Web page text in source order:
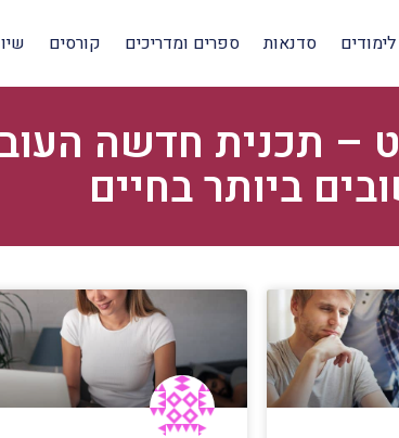
לימודים סדנאות ספרים ומדריכים קורסים
– תכנית חדשה
ביותר בחיים